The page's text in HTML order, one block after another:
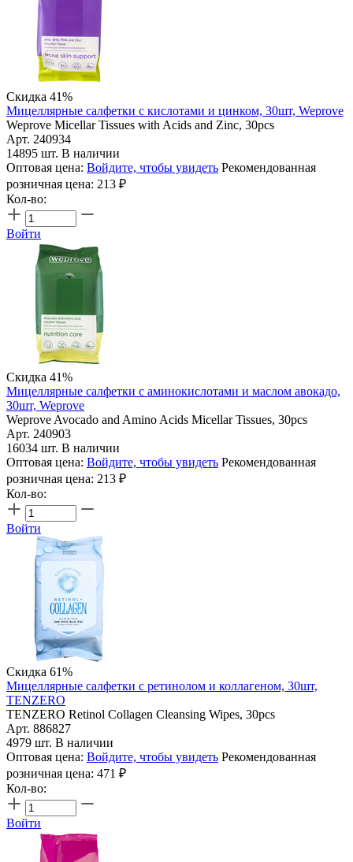
Скидка 41%
Мицеллярные салфетки с кислотами и цинком, 30шт, Weprove
Weprove Micellar Tissues with Acids and Zinc, 30pcs
Арт. 240934
14895 шт. В наличии
Оптовая цена: Войдите, чтобы увидеть Рекомендованная
розничная цена: 213 ₽
Кол-во:
Войти
Скидка 41%
Мицеллярные салфетки с аминокислотами и маслом авокадо,
30шт, Weprove
Weprove Avocado and Amino Acids Micellar Tissues, 30pcs
Арт. 240903
16034 шт. В наличии
Оптовая цена: Войдите, чтобы увидеть Рекомендованная
розничная цена: 213 ₽
Кол-во:
Войти
Скидка 61%
Мицеллярные салфетки с ретинолом и коллагеном, 30шт,
TENZERO
TENZERO Retinol Collagen Cleansing Wipes, 30pcs
Арт. 886827
4979 шт. В наличии
Оптовая цена: Войдите, чтобы увидеть Рекомендованная
розничная цена: 471 ₽
Кол-во:
Войти